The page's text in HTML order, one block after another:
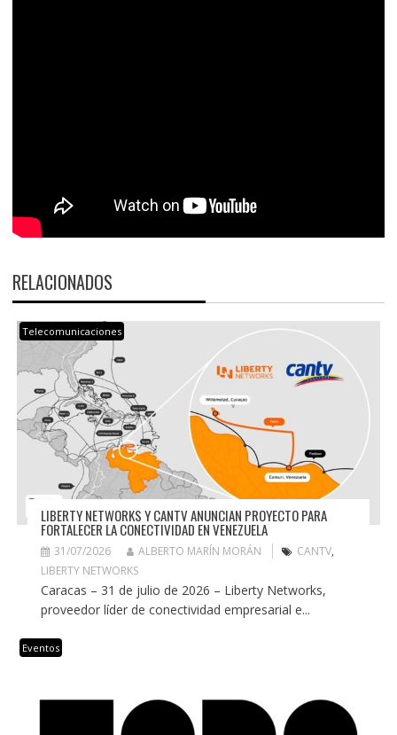
RELACIONADOS
Telecomunicaciones
LIBERTY NETWORKS Y CANTV ANUNCIAN PROYECTO PARA
FORTALECER LA CONECTIVIDAD EN VENEZUELA
31/07/2026 ALBERTO MARÍN MORÁN CANTV,
LIBERTY NETWORKS
Caracas – 31 de julio de 2026 – Liberty Networks,
proveedor líder de conectividad empresarial e...
Eventos